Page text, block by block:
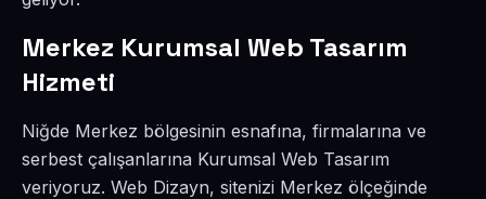
Merkez Kurumsal Web Tasarım
Hizmeti
Niğde Merkez bölgesinin esnafına, firmalarına ve
serbest çalışanlarına Kurumsal Web Tasarım
veriyoruz. Web Dizayn, sitenizi Merkez ölçeğinde